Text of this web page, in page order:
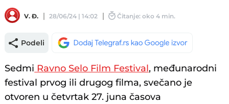
V. Đ. 28/06/24 | 14:02 Čitanje: oko 4 min.
Podeli
Sedmi Ravno Selo Film Festival, međunarodni
festival prvog ili drugog filma, svečano je
otvoren u četvrtak 27. juna časova